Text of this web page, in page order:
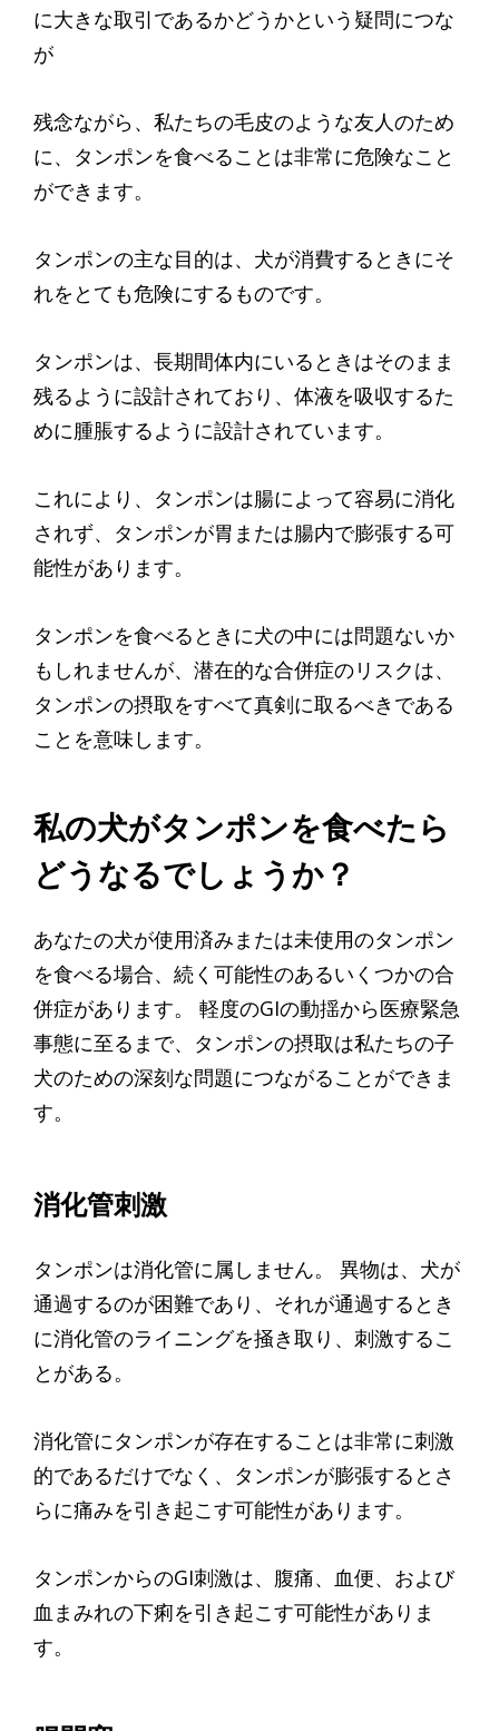
に大きな取引であるかどうかという疑問につな
が
残念ながら、私たちの毛皮のような友人のため
に、タンポンを食べることは非常に危険なこと
ができます。
タンポンの主な目的は、犬が消費するときにそ
れをとても危険にするものです。
タンポンは、長期間体内にいるときはそのまま
残るように設計されており、体液を吸収するた
めに腫脹するように設計されています。
これにより、タンポンは腸によって容易に消化
されず、タンポンが胃または腸内で膨張する可
能性があります。
タンポンを食べるときに犬の中には問題ないか
もしれませんが、潜在的な合併症のリスクは、
タンポンの摂取をすべて真剣に取るべきである
ことを意味します。
私の犬がタンポンを食べたら
どうなるでしょうか？
あなたの犬が使用済みまたは未使用のタンポン
を食べる場合、続く可能性のあるいくつかの合
併症があります。 軽度のGIの動揺から医療緊急
事態に至るまで、タンポンの摂取は私たちの子
犬のための深刻な問題につながることができま
す。
消化管刺激
タンポンは消化管に属しません。 異物は、犬が
通過するのが困難であり、それが通過するとき
に消化管のライニングを掻き取り、刺激するこ
とがある。
消化管にタンポンが存在することは非常に刺激
的であるだけでなく、タンポンが膨張するとさ
らに痛みを引き起こす可能性があります。
タンポンからのGI刺激は、腹痛、血便、および
血まみれの下痢を引き起こす可能性がありま
す。